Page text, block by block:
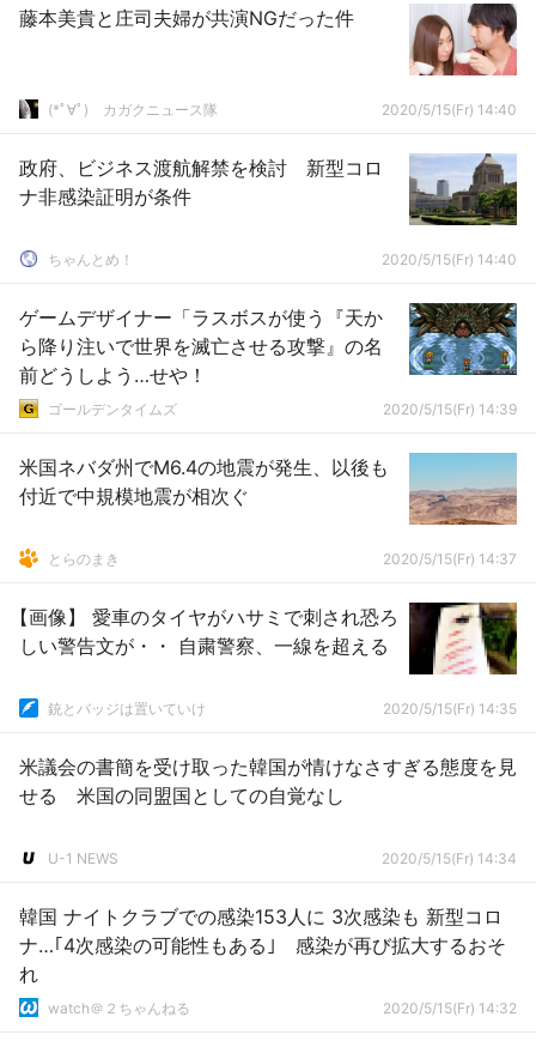
藤本美貴と庄司夫婦が共演NGだった件
(*ﾟ∀ﾟ)ゞカガクニュース隊 2020/5/15(Fr) 14:40
政府、ビジネス渡航解禁を検討 新型コロ
ナ非感染証明が条件
ちゃんとめ！ 2020/5/15(Fr) 14:40
ゲームデザイナー「ラスボスが使う『天か
ら降り注いで世界を滅亡させる攻撃』の名
前どうしよう…せや！
ゴールデンタイムズ 2020/5/15(Fr) 14:39
米国ネバダ州でM6.4の地震が発生、以後も
付近で中規模地震が相次ぐ
とらのまき 2020/5/15(Fr) 14:37
【画像】 愛車のタイヤがハサミで刺され恐ろ
しい警告文が・・ 自粛警察、一線を超える
銃とバッジは置いていけ 2020/5/15(Fr) 14:35
米議会の書簡を受け取った韓国が情けなさすぎる態度を見
せる 米国の同盟国としての自覚なし
U-1 NEWS 2020/5/15(Fr) 14:34
韓国 ナイトクラブでの感染153人に 3次感染も 新型コロ
ナ…｢4次感染の可能性もある｣ 感染が再び拡大するおそ
れ
watch＠２ちゃんねる 2020/5/15(Fr) 14:32